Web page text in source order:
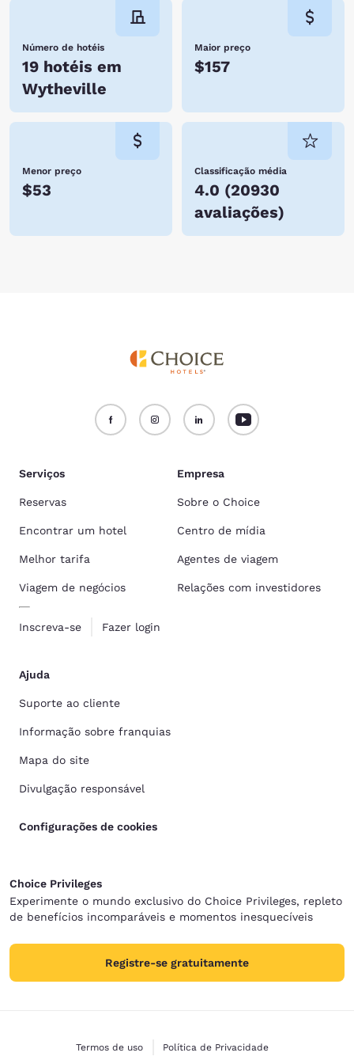
Número de hotéis
19 hotéis em
Wytheville
Maior preço
$157
Menor preço
$53
Classificação média
4.0 (20930
avaliações)
Serviços
Reservas
Encontrar um hotel
Melhor tarifa
Viagem de negócios
Inscreva-se Fazer login
Empresa
Sobre o Choice
Centro de mídia
Agentes de viagem
Relações com investidores
Ajuda
Suporte ao cliente
Informação sobre franquias
Mapa do site
Divulgação responsável
Configurações de cookies
Choice Privileges
Experimente o mundo exclusivo do Choice Privileges, repleto
de benefícios incomparáveis e momentos inesquecíveis
Registre-se gratuitamente
Termos de uso Política de Privacidade